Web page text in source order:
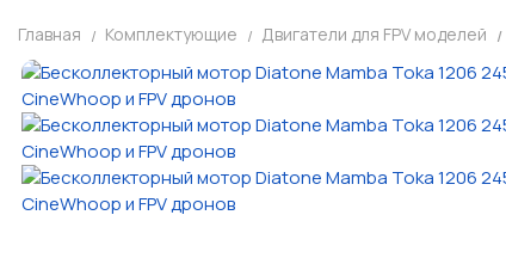
Главная Комплектующие Двигатели для FPV моделей